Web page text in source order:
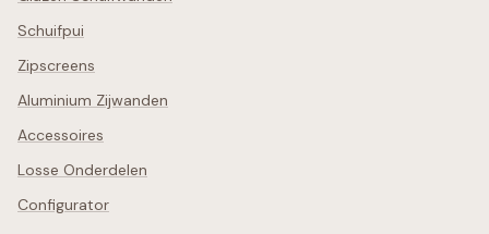
Schuifpui
Zipscreens
Aluminium Zijwanden
Accessoires
Losse Onderdelen
Configurator